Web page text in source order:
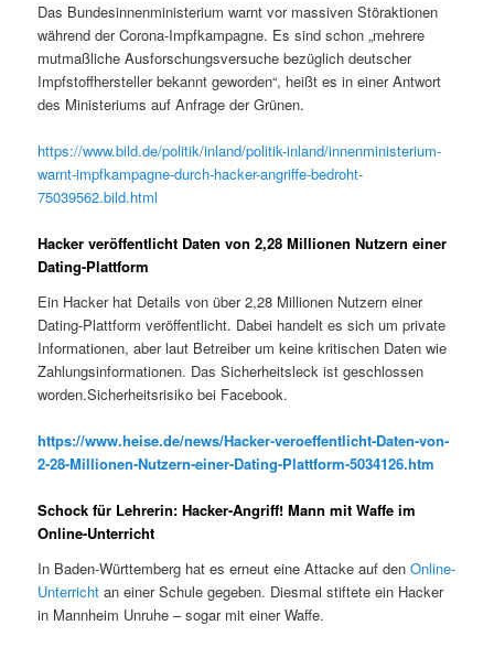
Das Bundesinnenministerium warnt vor massiven Störaktionen
während der Corona-Impfkampagne. Es sind schon „mehrere
mutmaßliche Ausforschungsversuche bezüglich deutscher
Impfstoffhersteller bekannt geworden“, heißt es in einer Antwort
des Ministeriums auf Anfrage der Grünen.
https://www.bild.de/politik/inland/politik-inland/innenministerium-
warnt-impfkampagne-durch-hacker-angriffe-bedroht-
75039562.bild.html
Hacker veröffentlicht Daten von 2,28 Millionen Nutzern einer
Dating-Plattform
Ein Hacker hat Details von über 2,28 Millionen Nutzern einer
Dating-Plattform veröffentlicht. Dabei handelt es sich um private
Informationen, aber laut Betreiber um keine kritischen Daten wie
Zahlungsinformationen. Das Sicherheitsleck ist geschlossen
worden.Sicherheitsrisiko bei Facebook.
https://www.heise.de/news/Hacker-veroeffentlicht-Daten-von-
2-28-Millionen-Nutzern-einer-Dating-Plattform-5034126.htm
Schock für Lehrerin: Hacker-Angriff! Mann mit Waffe im
Online-Unterricht
In Baden-Württemberg hat es erneut eine Attacke auf denOnline-
Unterricht an einer Schule gegeben. Diesmal stiftete ein Hacker
in Mannheim Unruhe – sogar mit einer Waffe.